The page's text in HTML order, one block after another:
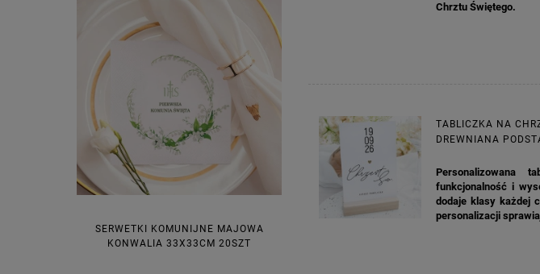
SERWETKI KOMUNIJNE MAJOWA
KONWALIA 33X33CM 20SZT
Chrztu Świętego.
TABLICZKA NA
DREWNIANA
Personalizowana
funkcjonalność i
dodaje klasy każdej
personalizacji